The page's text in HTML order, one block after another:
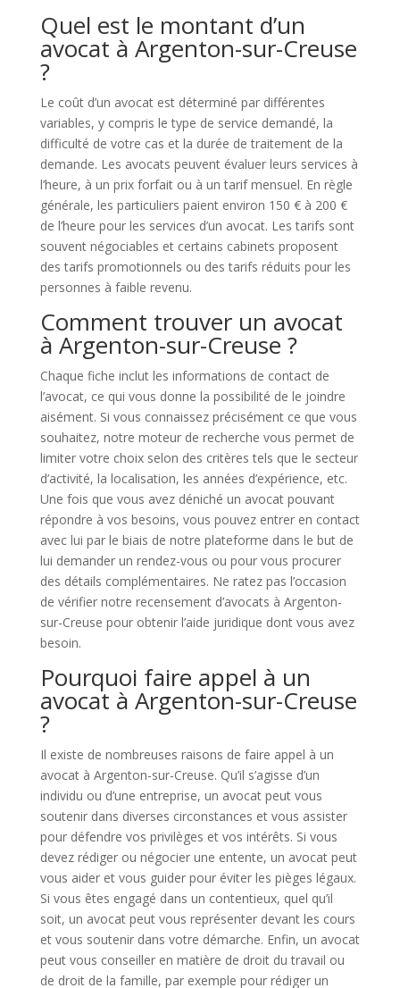
Quel est le montant d’un
avocat à Argenton-sur-Creuse
?
Le coût d’un avocat est déterminé par différentes
variables, y compris le type de service demandé, la
difficulté de votre cas et la durée de traitement de la
demande. Les avocats peuvent évaluer leurs services à
l’heure, à un prix forfait ou à un tarif mensuel. En règle
générale, les particuliers paient environ 150 € à 200 €
de l’heure pour les services d’un avocat. Les tarifs sont
souvent négociables et certains cabinets proposent
des tarifs promotionnels ou des tarifs réduits pour les
personnes à faible revenu.
Comment trouver un avocat
à Argenton-sur-Creuse ?
Chaque fiche inclut les informations de contact de
l’avocat, ce qui vous donne la possibilité de le joindre
aisément. Si vous connaissez précisément ce que vous
souhaitez, notre moteur de recherche vous permet de
limiter votre choix selon des critères tels que le secteur
d’activité, la localisation, les années d’expérience, etc.
Une fois que vous avez déniché un avocat pouvant
répondre à vos besoins, vous pouvez entrer en contact
avec lui par le biais de notre plateforme dans le but de
lui demander un rendez-vous ou pour vous procurer
des détails complémentaires. Ne ratez pas l’occasion
de vérifier notre recensement d’avocats à Argenton-
sur-Creuse pour obtenir l’aide juridique dont vous avez
besoin.
Pourquoi faire appel à un
avocat à Argenton-sur-Creuse
?
Il existe de nombreuses raisons de faire appel à un
avocat à Argenton-sur-Creuse. Qu’il s’agisse d’un
individu ou d’une entreprise, un avocat peut vous
soutenir dans diverses circonstances et vous assister
pour défendre vos privilèges et vos intérêts. Si vous
devez rédiger ou négocier une entente, un avocat peut
vous aider et vous guider pour éviter les pièges légaux.
Si vous êtes engagé dans un contentieux, quel qu’il
soit, un avocat peut vous représenter devant les cours
et vous soutenir dans votre démarche. Enfin, un avocat
peut vous conseiller en matière de droit du travail ou
de droit de la famille, par exemple pour rédiger un